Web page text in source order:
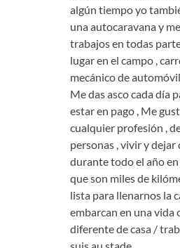
algún tiempo yo
una autocaravana y
trabajos en todas
lugar en el campo ,
mecánico de
Me das asco cada día
estar en pago , Me
cualquier profesión ,
personas , vivir y
durante todo el año
que son miles de
lista para llenarnos la
embarcan en una vida
diferente de casa /